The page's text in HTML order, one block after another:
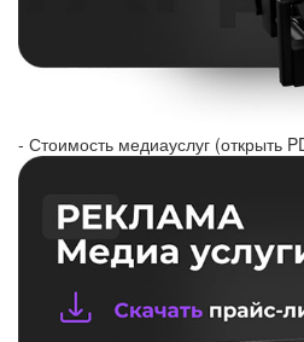
- Стоимость медиауслуг (открыть